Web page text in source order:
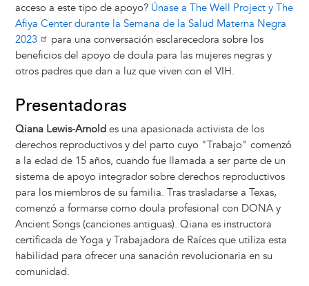
acceso a este tipo de apoyo? Únase a The Well Project y The
Afiya Center durante la Semana de la Salud Materna Negra
2023
para una conversación esclarecedora sobre los
beneficios del apoyo de doula para las mujeres negras y
otros padres que dan a luz que viven con el VIH.
Presentadoras
Qiana Lewis-Arnoldes una apasionada activista de los
derechos reproductivos y del parto cuyo "Trabajo" comenzó
a la edad de 15 años, cuando fue llamada a ser parte de un
sistema de apoyo integrador sobre derechos reproductivos
para los miembros de su familia. Tras trasladarse a Texas,
comenzó a formarse como doula profesional con DONA y
Ancient Songs (canciones antiguas). Qiana es instructora
certificada de Yoga y Trabajadora de Raíces que utiliza esta
habilidad para ofrecer una sanación revolucionaria en su
comunidad.